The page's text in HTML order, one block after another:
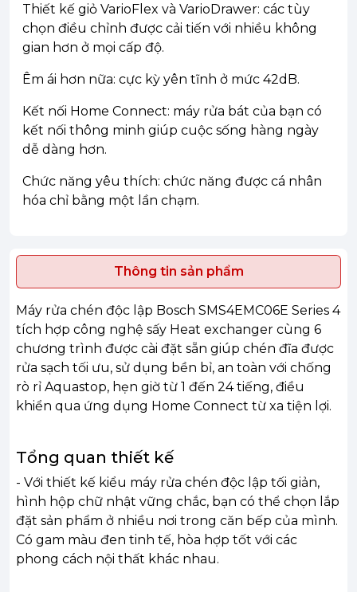
Thiết kế giỏ VarioFlex và VarioDrawer: các tùy
chọn điều chỉnh được cải tiến với nhiều không
gian hơn ở mọi cấp độ.
Êm ái hơn nữa: cực kỳ yên tĩnh ở mức 42dB.
Kết nối Home Connect: máy rửa bát của bạn có
kết nối thông minh giúp cuộc sống hàng ngày
dễ dàng hơn.
Chức năng yêu thích: chức năng được cá nhân
hóa chỉ bằng một lần chạm.
Thông tin sản phẩm
Máy rửa chén độc lập Bosch SMS4EMC06E Series 4
tích hợp công nghệ sấy Heat exchanger cùng 6
chương trình được cài đặt sẵn giúp chén đĩa được
rửa sạch tối ưu, sử dụng bền bỉ, an toàn với chống
rò rỉ Aquastop, hẹn giờ từ 1 đến 24 tiếng, điều
khiển qua ứng dụng Home Connect từ xa tiện lợi.
Tổng quan thiết kế
- Với thiết kế kiểu máy rửa chén độc lập tối giản,
hình hộp chữ nhật vững chắc, bạn có thể chọn lắp
đặt sản phẩm ở nhiều nơi trong căn bếp của mình.
Có gam màu đen tinh tế, hòa hợp tốt với các
phong cách nội thất khác nhau.